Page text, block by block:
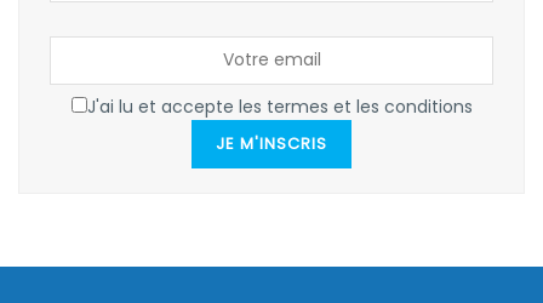
J'ai lu et accepte les termes et les conditions
JE M'INSCRIS